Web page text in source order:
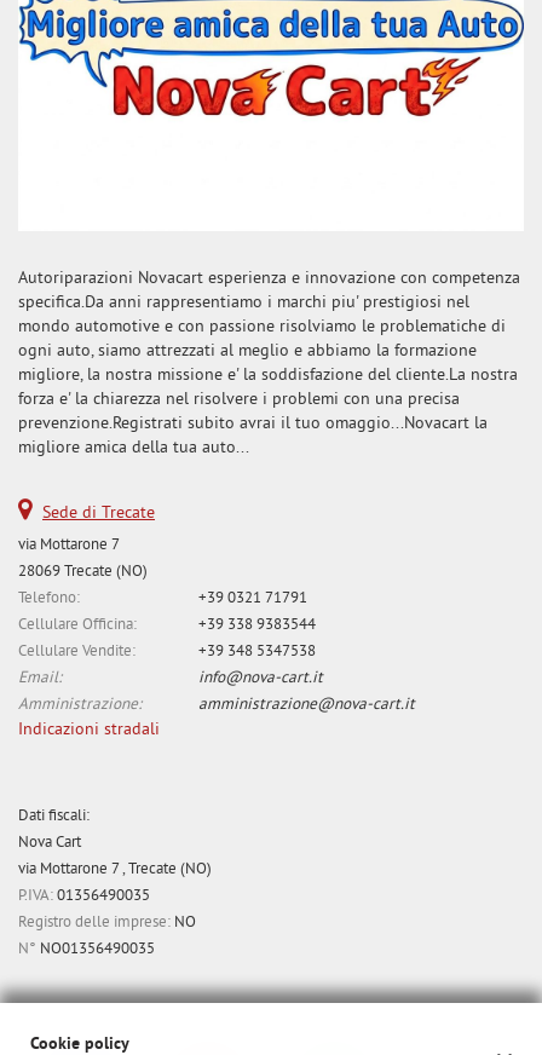
Autoriparazioni Novacart esperienza e innovazione con competenza
specifica.Da anni rappresentiamo i marchi piu' prestigiosi nel
mondo automotive e con passione risolviamo le problematiche di
ogni auto, siamo attrezzati al meglio e abbiamo la formazione
migliore, la nostra missione e' la soddisfazione del cliente.La nostra
forza e' la chiarezza nel risolvere i problemi con una precisa
prevenzione.Registrati subito avrai il tuo omaggio...Novacart la
migliore amica della tua auto...
Sede di Trecate
via Mottarone 7
28069 Trecate (NO)
Telefono:
+39 0321 71791
Cellulare Officina:
+39 338 9383544
Cellulare Vendite:
+39 348 5347538
Email:
info@nova-cart.it
Amministrazione:
amministrazione@nova-cart.it
Indicazioni stradali
Dati fiscali:
Nova Cart
via Mottarone 7 , Trecate (NO)
P.IVA:01356490035
Registro delle imprese: NO
N° NO01356490035
Cookie policy